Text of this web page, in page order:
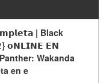
| Black
𝗼𝗡𝗟𝗜𝗡𝗘 𝗘𝗡
Wakanda
en e